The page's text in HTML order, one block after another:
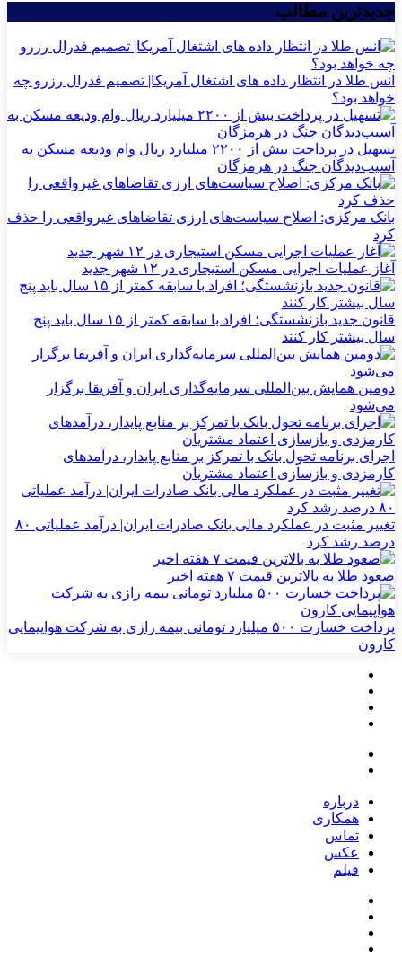
جدیدترین مطالب
انس طلا در انتظار داده های اشتغال آمریکا| تصمیم فدرال رزرو چه
خواهد بود؟
تسهیل در پرداخت بیش از ۲۲۰۰ میلیارد ریال وام ودیعه مسکن به
آسیب‌دیدگان جنگ در هرمزگان
بانک مرکزی: اصلاح سیاست‌های ارزی تقاضاهای غیرواقعی را حذف
کرد
آغاز عملیات اجرایی مسکن استیجاری در ۱۲ شهر جدید
قانون جدید بازنشستگی؛ افراد با سابقه کمتر از ۱۵ سال باید پنج
سال بیشتر کار کنند
دومین همایش بین‌المللی سرمایه‌گذاری ایران و آفریقا برگزار
می‌شود
اجرای برنامه تحول بانک با تمرکز بر منابع پایدار، درآمدهای
کارمزدی و بازسازی اعتماد مشتریان
تغییر مثبت در عملکرد مالی بانک صادرات ایران| درآمد عملیاتی ۸۰
درصد رشد کرد
صعود طلا به بالاترین قیمت ۷ هفته اخیر
پرداخت خسارت ۵۰۰ میلیارد تومانی بیمه رازی به شرکت هواپیمایی
کارون
درباره
همکاری
تماس
عکس
فیلم